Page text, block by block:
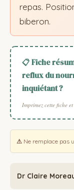
repas.
biberon.
📋 Fiche
reflux du
inquiétant ?
Imprimez cette fiche
⚠ Ne remplace pas
Dr Claire